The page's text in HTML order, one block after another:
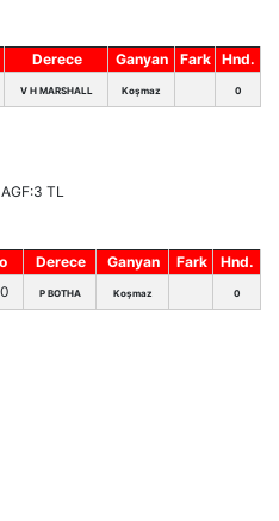
Derece Ganyan Fark Hnd.
V H MARSHALL Koşmaz 0
TL
Derece Ganyan Fark
Hnd.
P BOTHA Koşmaz 0